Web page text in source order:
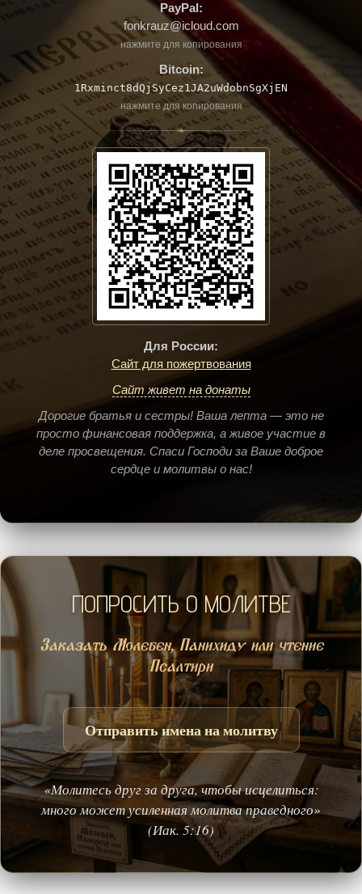
PayPal:
fonkrauz@icloud.com
нажмите для копирования
Bitcoin:
1Rxminct8dQjSyCez1JA2uWdobnSgXjEN
нажмите для копирования
❧
Для России:
Сайт для пожертвования
Сайт живет на донаты
Дорогие братья и сестры! Ваша лепта — это не
просто финансовая поддержка, а живое участие в
деле просвещения. Спаси Господи за Ваше доброе
сердце и молитвы о нас!
ПОПРОСИТЬ О МОЛИТВЕ
Заказать Молебен, Панихиду или чтение
Псалтири
Отправить имена на молитву
«Молитесь друг за друга, чтобы исцелиться:
много может усиленная молитва праведного»
(Иак. 5:16)